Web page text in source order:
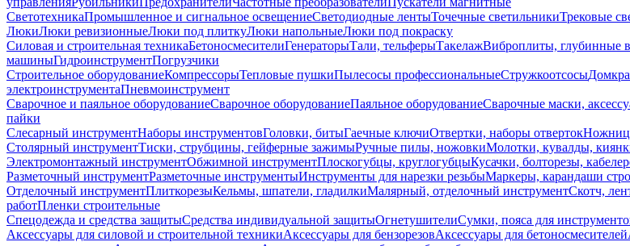
СветотехникаПромышленное и сигнальное освещениеСветодиодные лентыТочечные светильникиТрековые
ЛюкиЛюки ревизионныеЛюки под плиткуЛюки напольныеЛюки под покраску
Силовая и строительная техникаБетоносмесителиГенераторыТали, тельферыТакелажВиброплиты, глубинные
машиныГидроинструментПогрузчики
Строительное оборудованиеКомпрессорыТепловые пушкиПылесосы профессиональныеСтружкоотсосы
электроинструментаПневмоинструмент
Сварочное и паяльное оборудованиеСварочное оборудованиеПаяльное оборудованиеСварочные маски,
пайки
Слесарный инструментНаборы инструментовГоловки, битыГаечные ключиОтвертки, наборы отверток
Столярный инструментТиски, струбцины, гейферные зажимыРучные пилы, ножовкиМолотки, кувалды,
Электромонтажный инструментОбжимной инструментПлоскогубцы, круглогубцыКусачки, болторезы,
Разметочный инструментРазметочные инструментыИнструменты для нарезки резьбыМаркеры, карандаши
Отделочный инструментПлиткорезыКельмы, шпатели, гладилкиМалярный, отделочный инструментСкотч,
работПленки строительные
Спецодежда и средства защитыСредства индивидуальной защитыОгнетушителиСумки, пояса для
Аксессуары для силовой и строительной техникиАксессуары для бензорезовАксессуары для бетоносмесителей